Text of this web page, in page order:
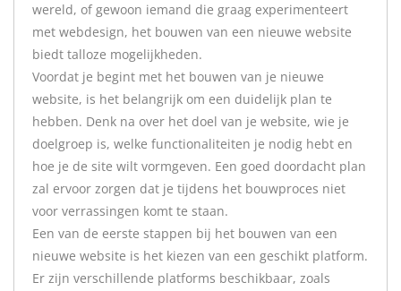
wereld, of gewoon iemand die graag experimenteert
met webdesign, het bouwen van een nieuwe website
biedt talloze mogelijkheden.
Voordat je begint met het bouwen van je nieuwe
website, is het belangrijk om een duidelijk plan te
hebben. Denk na over het doel van je website, wie je
doelgroep is, welke functionaliteiten je nodig hebt en
hoe je de site wilt vormgeven. Een goed doordacht plan
zal ervoor zorgen dat je tijdens het bouwproces niet
voor verrassingen komt te staan.
Een van de eerste stappen bij het bouwen van een
nieuwe website is het kiezen van een geschikt platform.
Er zijn verschillende platforms beschikbaar, zoals